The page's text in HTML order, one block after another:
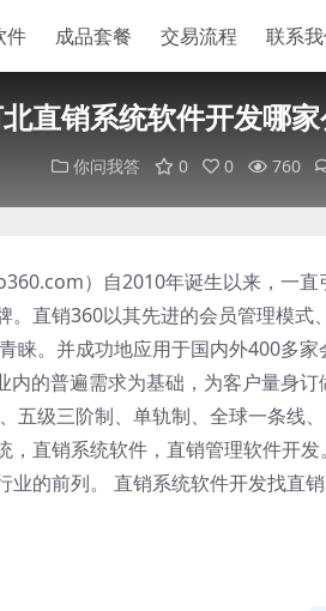
件 成品套餐 交易流程 联系
直销系统软件开发哪家
你问我答 0 0 760
）自2010年诞生以来，一直
直销360以其先进的会员管理模式
睐。并成功地应用于国内外400多
的普遍需求为基础，为客户量身
五级三阶制、单轨制、全球一条线
直销系统软件，直销管理软件开
的前列。 直销系统软件开发找直